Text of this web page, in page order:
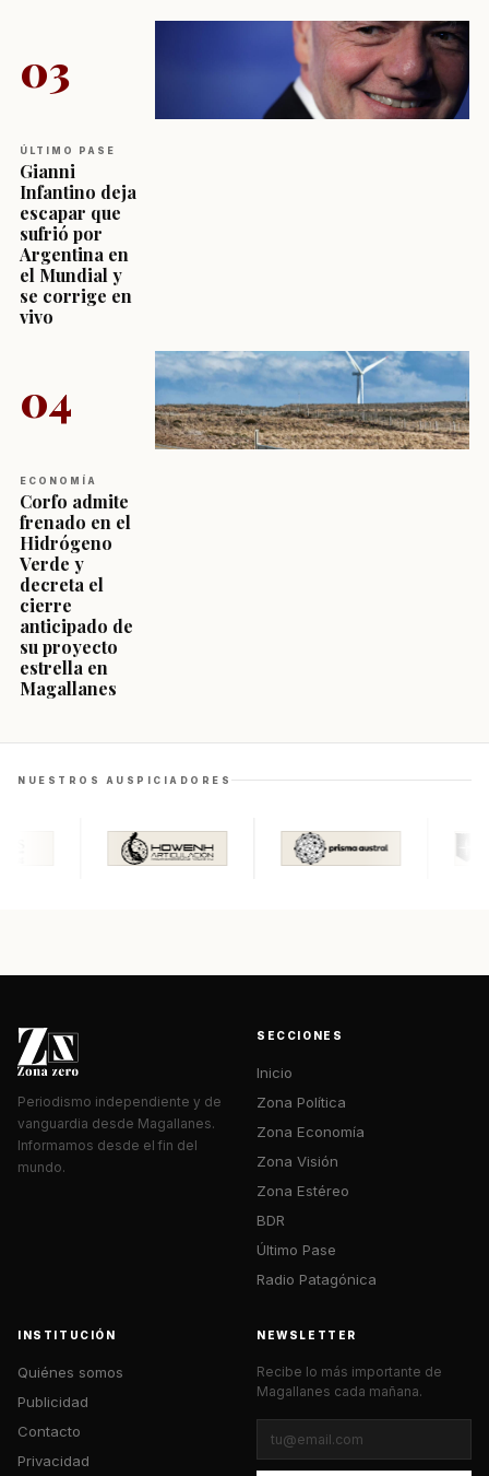
03
ÚLTIMO PASE
Gianni
Infantino deja
escapar que
sufrió por
Argentina en
el Mundial y
se corrige en
vivo
04
ECONOMÍA
Corfo admite
frenado en el
Hidrógeno
Verde y
decreta el
cierre
anticipado de
su proyecto
estrella en
Magallanes
NUESTROS AUSPICIADORES
Periodismo independiente y de
vanguardia desde Magallanes.
Informamos desde el fin del
mundo.
SECCIONES
Inicio
Zona Política
Zona Economía
Zona Visión
Zona Estéreo
BDR
Último Pase
Radio Patagónica
INSTITUCIÓN
Quiénes somos
Publicidad
Contacto
Privacidad
NEWSLETTER
Recibe lo más importante de
Magallanes cada mañana.